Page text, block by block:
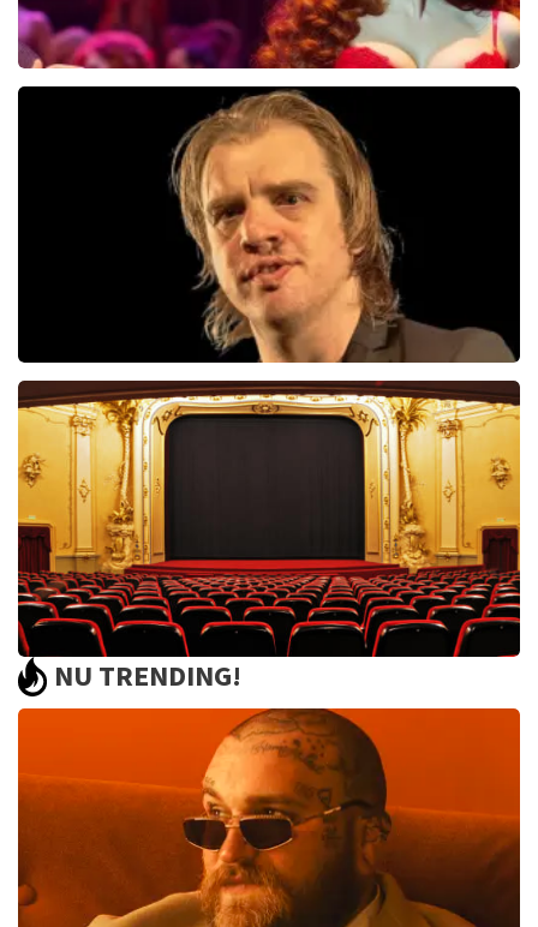
Pretty Woman
44reviews
BEKIJKEN
Jan Jaap Van Der Wal
BEKIJKEN
Saturday Night Fever
reviews
NU TRENDING!